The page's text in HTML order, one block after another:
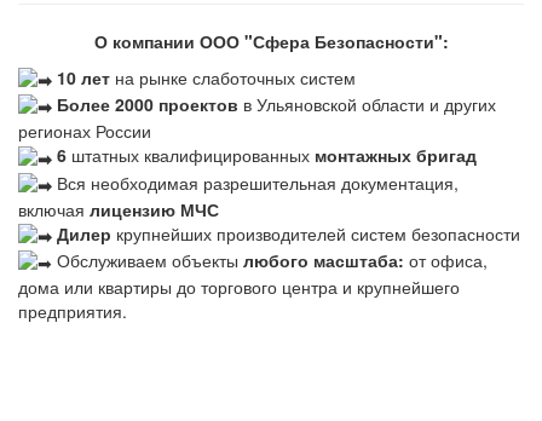
О компании ООО "Сфера Безопасности":
10 лет на рынке слаботочных систем
Более 2000 проектов в Ульяновской области и других
регионах России
6 штатных квалифицированных монтажных бригад
Вся необходимая разрешительная документация,
включая лицензию МЧС
Дилер крупнейших производителей систем безопасности
Обслуживаем объекты любого масштаба: от офиса,
дома или квартиры до торгового центра и крупнейшего
предприятия.